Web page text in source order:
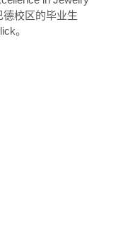
德校区的毕业生
。